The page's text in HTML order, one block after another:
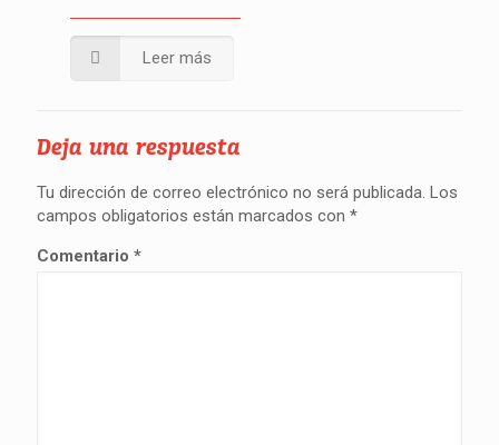
Leer más
Deja una respuesta
Tu dirección de correo electrónico no será publicada. Los
campos obligatorios están marcados con *
Comentario *